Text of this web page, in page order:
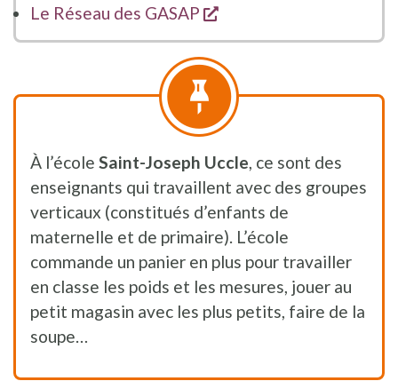
Le Réseau des GASAP
s'ouvre dans une
​À l’école Saint-Joseph Uccle, ce sont des
enseignants qui travaillent avec des groupes
verticaux (constitués d’enfants de
maternelle et de primaire). L’école
commande un panier en plus pour travailler
en classe les poids et les mesures, jouer au
petit magasin avec les plus petits, faire de la
soupe…